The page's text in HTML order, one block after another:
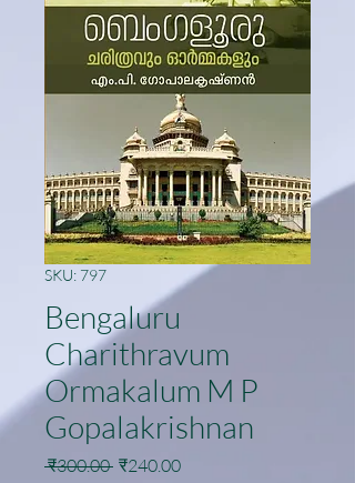
SKU: 797
Bengaluru
Charithravum
Ormakalum M P
Gopalakrishnan
₹300.00 Regular
₹240.00Sale